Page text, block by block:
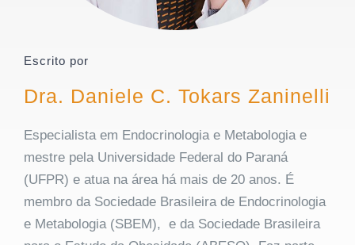
Escrito por
Dra. Daniele C. Tokars Zaninelli
Especialista em Endocrinologia e Metabologia e
mestre pela Universidade Federal do Paraná
(UFPR) e atua na área há mais de 20 anos. É
membro da Sociedade Brasileira de Endocrinologia
e Metabologia (SBEM), e da Sociedade Brasileira